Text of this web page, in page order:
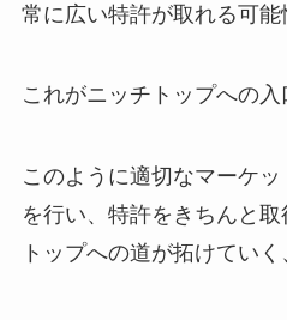
常に広い特許が取れる可能
これがニッチトップへの入
このように適切なマーケ
を行い、特許をきちんと
トップへの道が拓けていく